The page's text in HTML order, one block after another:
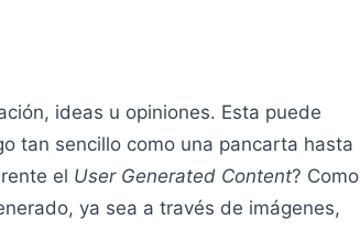
ideas u opiniones. Esta puede
tan sencillo como una pancarta hasta
el User Generated Content? Como
ya sea a través de imágenes,